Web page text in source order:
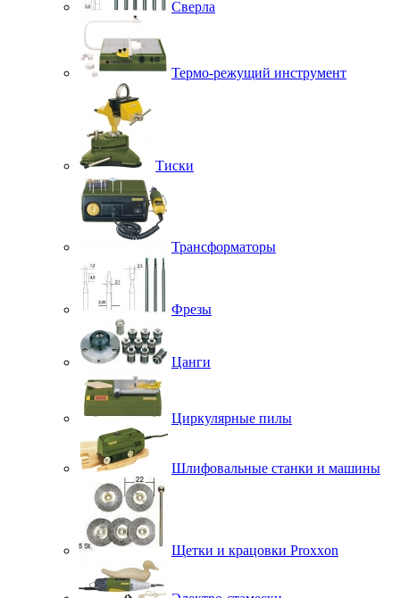
Сверла
Термо-режущий инструмент
Тиски
Трансформаторы
Фрезы
Цанги
Циркулярные пилы
Шлифовальные станки и машины
Щетки и крацовки Proxxon